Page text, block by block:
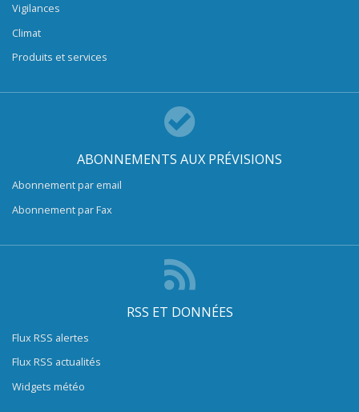
Vigilances
Climat
Produits et services
ABONNEMENTS AUX PRÉVISIONS
Abonnement par email
Abonnement par Fax
RSS ET DONNÉES
Flux RSS alertes
Flux RSS actualités
Widgets météo